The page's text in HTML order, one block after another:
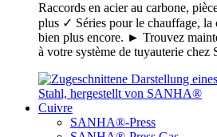
Raccords en acier au carbone,
plus ✓ Séries pour le chauffage,
bien plus encore. ► Trouvez
à votre système de tuyauterie
Cuivre
SANHA®-Press